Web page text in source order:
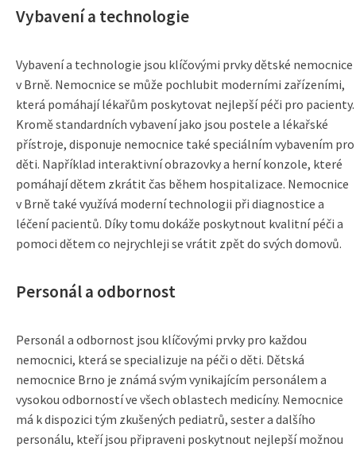
Vybavení a technologie
Vybavení a technologie jsou klíčovými prvky dětské nemocnice
v Brně. Nemocnice se může pochlubit moderními zařízeními,
která pomáhají lékařům poskytovat nejlepší péči pro pacienty.
Kromě standardních vybavení jako jsou postele a lékařské
přístroje, disponuje nemocnice také speciálním vybavením pro
děti. Například interaktivní obrazovky a herní konzole, které
pomáhají dětem zkrátit čas během hospitalizace. Nemocnice
v Brně také využívá moderní technologii při diagnostice a
léčení pacientů. Díky tomu dokáže poskytnout kvalitní péči a
pomoci dětem co nejrychleji se vrátit zpět do svých domovů.
Personál a odbornost
Personál a odbornost jsou klíčovými prvky pro každou
nemocnici, která se specializuje na péči o děti. Dětská
nemocnice Brno je známá svým vynikajícím personálem a
vysokou odborností ve všech oblastech medicíny. Nemocnice
má k dispozici tým zkušených pediatrů, sester a dalšího
personálu, kteří jsou připraveni poskytnout nejlepší možnou